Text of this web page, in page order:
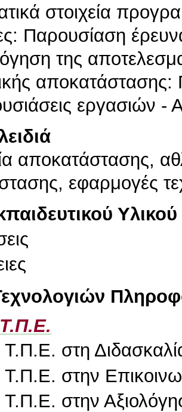
στοιχεία
Παρουσίαση
της
εργασιών -
αποκατάστασης,
εφαρμογές
Υλικού
Τ.Π.Ε.
στη
στην
στην